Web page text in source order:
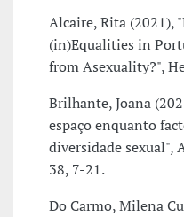
Alcaire, Rita (2021),
(in)Equalities in
from Asexuality?",
Brilhante, Joana
espaço enquanto
diversidade sexual",
38, 7-21.
Do Carmo, Milena